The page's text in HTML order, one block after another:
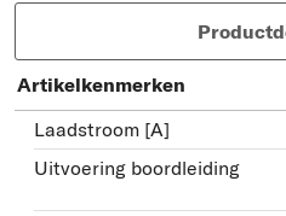
Artikelkenmerken
Laadstroom [A]
Uitvoering boordleiding